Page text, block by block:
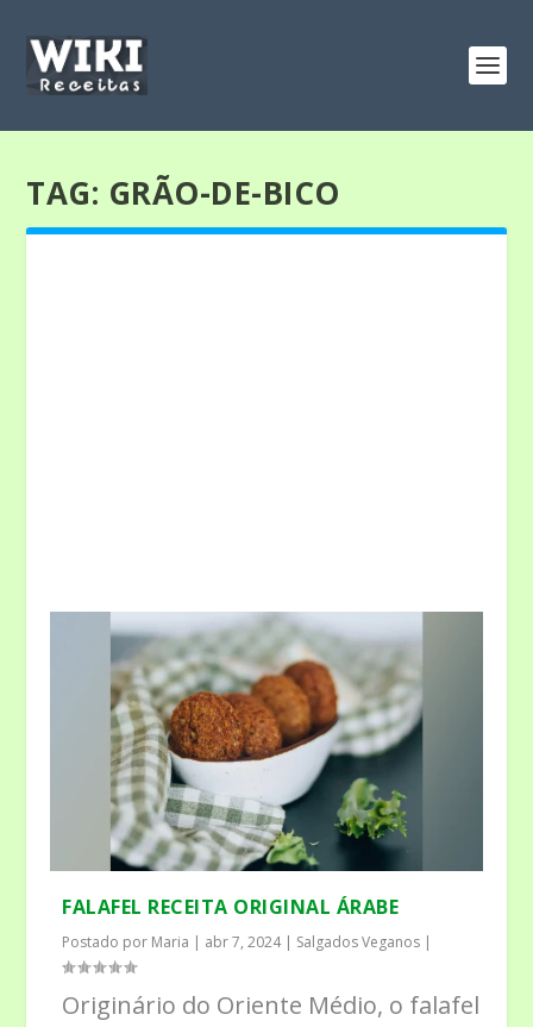
TAG: GRÃO-DE-BICO
FALAFEL RECEITA ORIGINAL ÁRABE
Postado por Maria | abr 7, 2024| Salgados Veganos |
Originário do Oriente Médio, o falafel